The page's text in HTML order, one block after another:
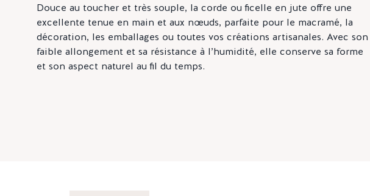
Douce au toucher et très souple, la corde ou ficelle en jute offre une
excellente tenue en main et aux nœuds, parfaite pour le macramé, la
décoration, les emballages ou toutes vos créations artisanales. Avec son
faible allongement et sa résistance à l’humidité, elle conserve sa forme
et son aspect naturel au fil du temps.